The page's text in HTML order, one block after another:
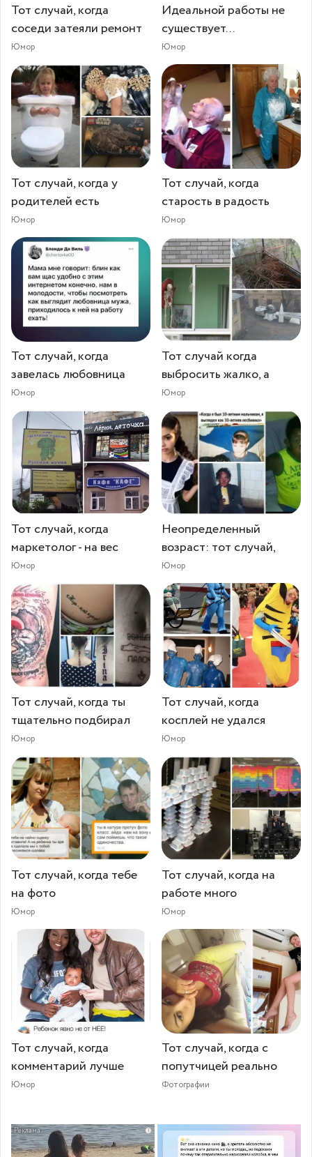
Тот случай, когда
соседи затеяли ремонт
Юмор
Идеальной работы не
существует...
Юмор
Тот случай, когда у
родителей есть
Юмор
Тот случай, когда
старость в радость
Юмор
Тот случай, когда
завелась любовница
Юмор
Тот случай когда
выбросить жалко, а
Юмор
Тот случай, когда
маркетолог - на вес
Юмор
Неопределенный
возраст: тот случай,
Юмор
Тот случай, когда ты
тщательно подбирал
Юмор
Тот случай, когда
косплей не удался
Юмор
Тот случай, когда тебе
на фото
Юмор
Тот случай, когда на
работе много
Юмор
Тот случай, когда
комментарий лучше
Юмор
Тот случай, когда с
попутчицей реально
Фотографии
i